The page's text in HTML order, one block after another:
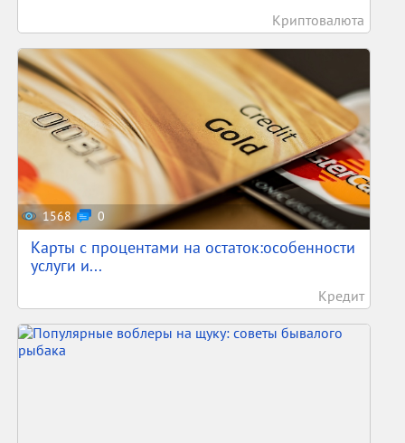
Криптовалюта
1568 0
Карты с процентами на остаток:особенности
услуги и...
Кредит